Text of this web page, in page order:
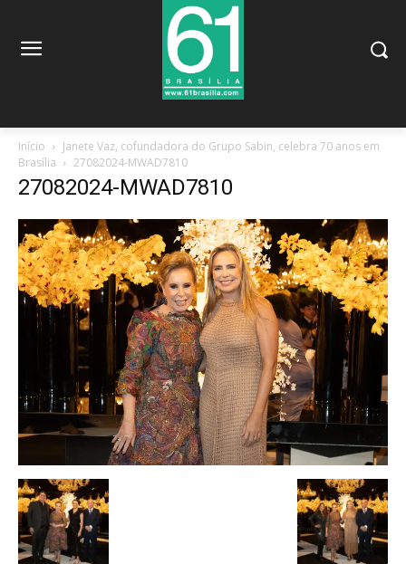
Início
Janete Vaz, cofundadora do Grupo Sabin, celebra 70 anos em
Brasília
27082024-MWAD7810
27082024-MWAD7810